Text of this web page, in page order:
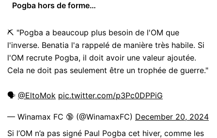
Pogba hors de forme…
⛏️ "Pogba a beaucoup plus besoin de l'OM que
l'inverse. Benatia l'a rappelé de manière très habile. Si
l'OM recrute Pogba, il doit avoir une valeur ajoutée.
Cela ne doit pas seulement être un trophée de guerre."
🗣️ @EltoMok pic.twitter.com/p3Pc0DPPiG
— Winamax FC 🔞 (@WinamaxFC) December 20, 2024
Si l’OM n’a pas signé Paul Pogba cet hiver, comme les